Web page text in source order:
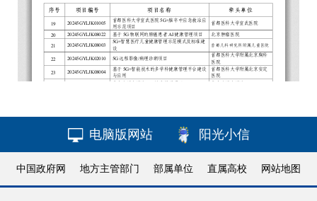
电脑版网站 阳光小信
中国政府网 地方主管部门 部属单位 直属高校 网站地图